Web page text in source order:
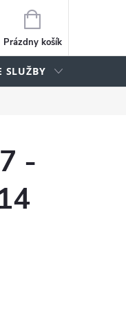
NÁKUPNÝ
KOŠÍK
Prázdny košík
SLUŽBY
-